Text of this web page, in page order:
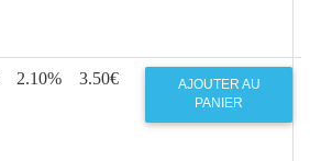
2.10% 3.50€
AJOUTER AU
PANIER